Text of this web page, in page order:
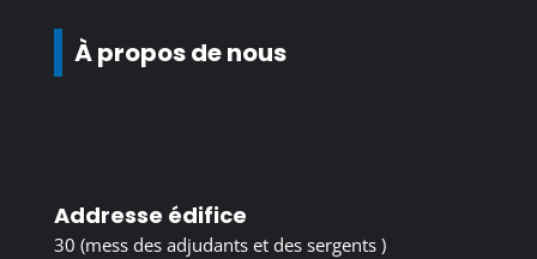
À propos de nous
Addresse édifice
30 (mess des adjudants et des sergents )